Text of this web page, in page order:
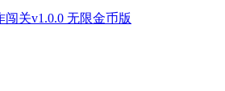
关v1.0.0 无限金币版